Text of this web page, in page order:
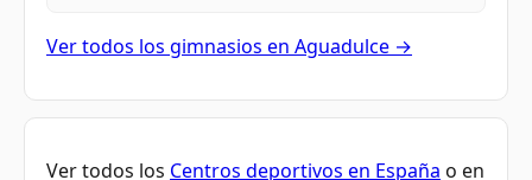
Ver todos los gimnasios en Aguadulce →
Ver todos los Centros deportivos en España o en